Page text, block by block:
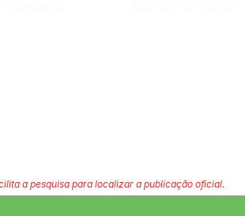
a pesquisa para localizar a publicação oficial.